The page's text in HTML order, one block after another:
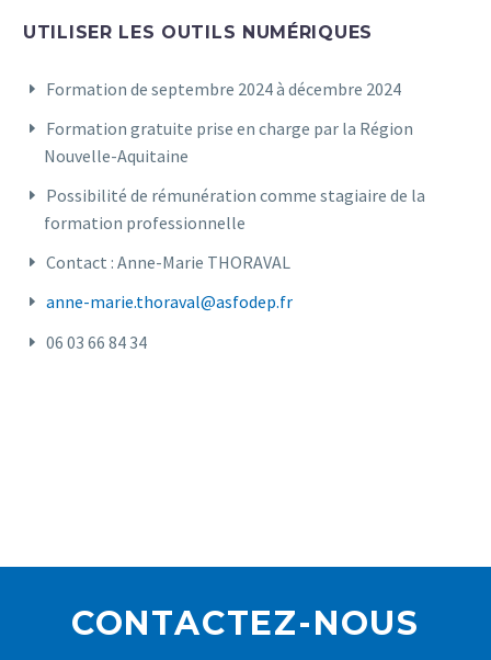
UTILISER LES OUTILS NUMÉRIQUES
Formation de septembre 2024 à décembre 2024
Formation gratuite prise en charge par la Région
Nouvelle-Aquitaine
Possibilité de rémunération comme stagiaire de la
formation professionnelle
Contact : Anne-Marie THORAVAL
anne-marie.thoraval@asfodep.fr
06 03 66 84 34
CONTACTEZ-NOUS